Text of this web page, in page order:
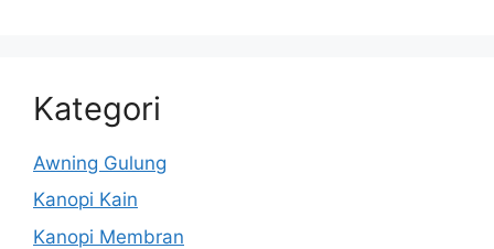
Kategori
Awning Gulung
Kanopi Kain
Kanopi Membran